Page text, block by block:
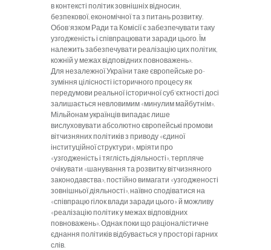
в контексті політик зовнішніх відносин,
безпекової, економічної та з питань розвитку.
Обов'язком Ради та Комісії є забезпечувати таку
узгодженість і співпрацювати заради цього . Їм
належить забезпечувати ре­алізацію цих політик,
кожній у межах відповідних повнова­жень».
Для незалежної України таке європейське ро­
зуміння цілісності історичного процесу як
передумови реальної історичної суб'єктності досі
залишається нев­ловимим «минулим майбутнім».
Мільйонам українців випадає лише
вислуховувати абсолютно європейські промови
вітчизняних політиків з приводу «єдиної
інституційної структури», мріяти про
«узгодженість і тяглість діяльності», терпляче
очікувати «шанування та розвитку вітчизняного
законодавства», постійно вима­гати «узгодженості
зовнішньої діяльності», наївно сподіватися на
«співпрацю гілок влади заради цього» й можливу
«реалізацію політик у межах відповідних
повноважень». Однак поки що раціоналістичне
єднання політиків відбувається у просторі гарних
слів.